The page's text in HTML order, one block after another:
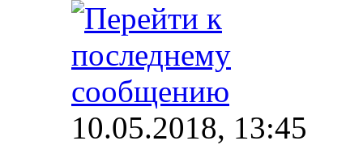
10.05.2018, 13:45